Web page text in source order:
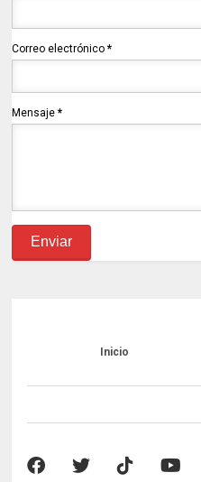
Correo electrónico*
Mensaje*
Inicio